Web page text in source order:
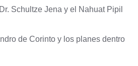
Schultze Jena y el Nahuat Pipil
de Corinto y los planes dentro